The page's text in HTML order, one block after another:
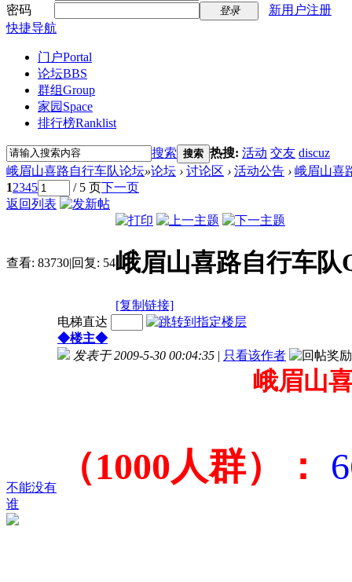
密码
登录
新用户注册
快捷导航
门户Portal
论坛BBS
群组Group
家园 Space
排行榜Ranklist
搜索 搜索 热搜: 活动 交友 discuz
峨眉山喜路自行车队论坛»论坛 › 讨论区 › 活动公告 › 峨眉山喜
12345 / 5 页下一页
返回列表
查看: 83730|回复: 54峨眉山喜路自行车队
[复制链接]
不能没有
谁
电梯直达
◆楼主◆
发表于 2009-5-30 00:04:35 | 只看该作者
峨眉山
（1000人群）：